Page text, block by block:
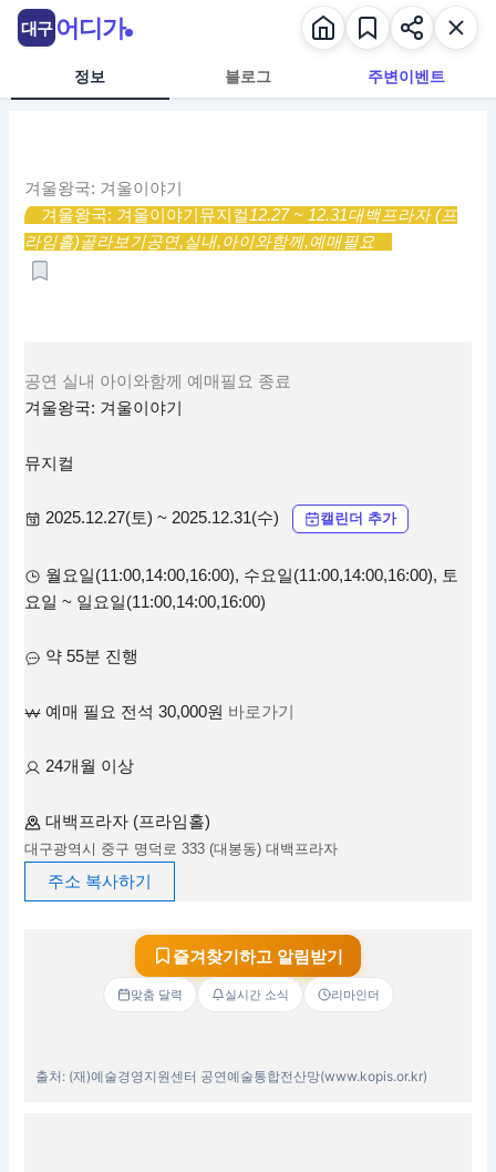
정보 블로그 주변이벤트
겨울왕국: 겨울이야기
겨울왕국: 겨울이야기 뮤지컬12.27 ~ 12.31대백프라자 (프
라임홀)골라보기공연,실내,아이와함께,예매필요
공연 실내 아이와함께 예매필요 종료
겨울왕국: 겨울이야기
뮤지컬
2025.12.27(토) ~ 2025.12.31(수) 캘린더 추가
월요일(11:00,14:00,16:00), 수요일(11:00,14:00,16:00), 토
요일 ~ 일요일(11:00,14:00,16:00)
약 55분 진행
예매 필요 전석 30,000원 바로가기
24개월 이상
대백프라자 (프라임홀)
대구광역시 중구 명덕로 333 (대봉동) 대백프라자
주소 복사하기
즐겨찾기하고 알림받기
맞춤 달력 실시간 소식 리마인더
출처: (재)예술경영지원센터 공연예술통합전산망(www.kopis.or.kr)
대구 어디가